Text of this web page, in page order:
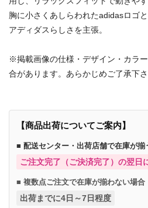
胸に小さくあしらわれたadidasロゴ
アディダスらしさを主張。
※掲載画像の仕様・デザイン・カラ
合があります。あらかじめご了承下さ
【商品出荷についてご案内】
■ 配送センター・出荷店舗で在庫が揃
ご注文完了（ご決済完了）の翌日
■ 複数点ご注文で在庫が揃わない場合
出荷までに4日～7日程度